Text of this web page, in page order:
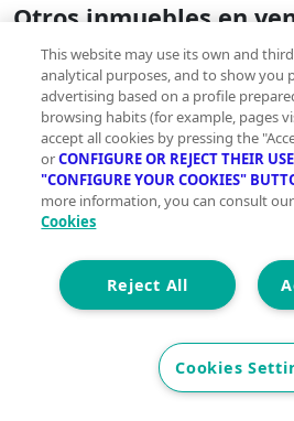
Otros inmuebles en
Pisos en venta en Chirivel
Locales en venta en Chirivel
Oficinas en venta en Chirivel
Edificios en venta en Chirivel
Ver más
Encuentra más casas
Casas en venta con piscina en
Casas en venta con parking en
Casas en venta con terraza en
Casas en venta con trastero en
Casas en alquiler en
This website may use its own and
analytical purposes, and to show you
advertising based on a profile
browsing habits (for example, pages
accept all cookies by pressing the
orCONFIGURE OR REJECT THEIR
"CONFIGURE YOUR COOKIES"
more information, you can consult our
Cookies
Reject All
Cookies